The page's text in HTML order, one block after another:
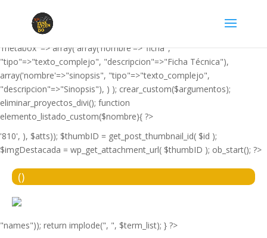
false, 'label' => 'Película', 'taxonomia_propia' =>
array('nombre'=>"tipo_pelicula", "descripcion"=>"Tipo de película"),
'metabox' => array( array('nombre'=>"ficha",
"tipo"=>"texto_complejo", "descripcion"=>"Ficha Técnica"),
array('nombre'=>"sinopsis", "tipo"=>"texto_complejo",
"descripcion"=>"Sinopsis"), ) ); crear_custom($argumentos);
eliminar_proyectos_divi(); function
elemento_listado_custom($nombre){ ?>
'810', ), $atts)); $thumbID = get_post_thumbnail_id( $id );
$imgDestacada = wp_get_attachment_url( $thumbID ); ob_start(); ?>
()
"names")); return implode(", ", $term_list); } ?>